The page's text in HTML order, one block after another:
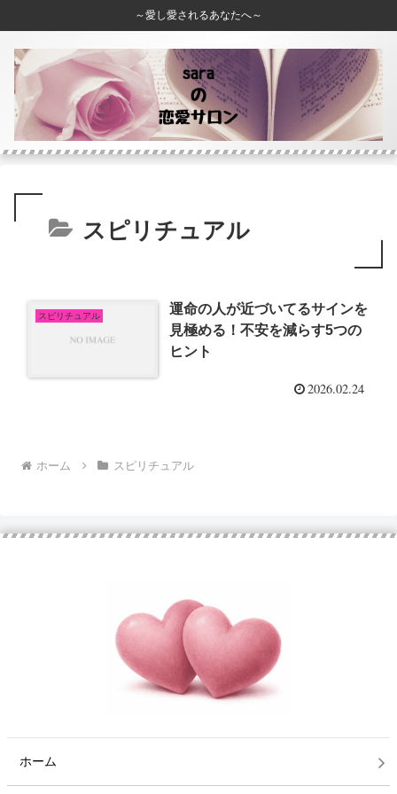
～愛し愛されるあなたへ～
スピリチュアル
スピリチュアル
運命の人が近づいてるサインを
見極める！不安を減らす5つの
ヒント
2026.02.24
ホーム スピリチュアル
ホーム